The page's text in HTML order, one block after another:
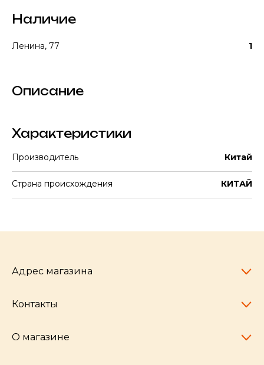
Наличие
Ленина, 77 1
Описание
Характеристики
Производитель Китай
Страна происхождения КИТАЙ
Адрес магазина
Челябинск,
Контакты
pocherkartshop@mail.ru
О магазине